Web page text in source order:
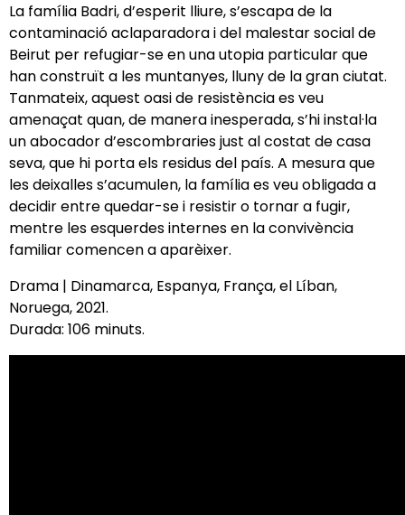
La família Badri, d’esperit lliure, s’escapa de la
contaminació aclaparadora i del malestar social de
Beirut per refugiar-se en una utopia particular que
han construït a les muntanyes, lluny de la gran ciutat.
Tanmateix, aquest oasi de resistència es veu
amenaçat quan, de manera inesperada, s’hi instal·la
un abocador d’escombraries just al costat de casa
seva, que hi porta els residus del país. A mesura que
les deixalles s’acumulen, la família es veu obligada a
decidir entre quedar-se i resistir o tornar a fugir,
mentre les esquerdes internes en la convivència
familiar comencen a aparèixer.
Drama | Dinamarca, Espanya, França, el Líban,
Noruega, 2021.
Durada: 106 minuts.